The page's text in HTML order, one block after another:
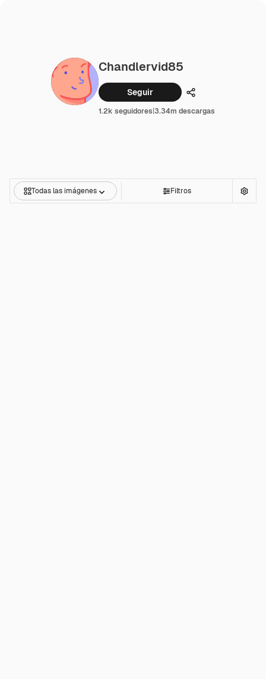
Chandlervid85
Seguir Compartir
1.2k seguidores|3.34m descargas
Todas las imágenes Filtros